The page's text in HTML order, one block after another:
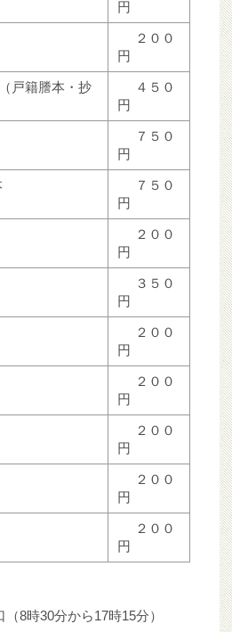
円
２００
円
戸籍謄本・抄
４５０
円
７５０
円
７５０
円
２００
円
３５０
円
２００
円
２００
円
２００
円
２００
円
２００
円
（8時30分から17時15分）